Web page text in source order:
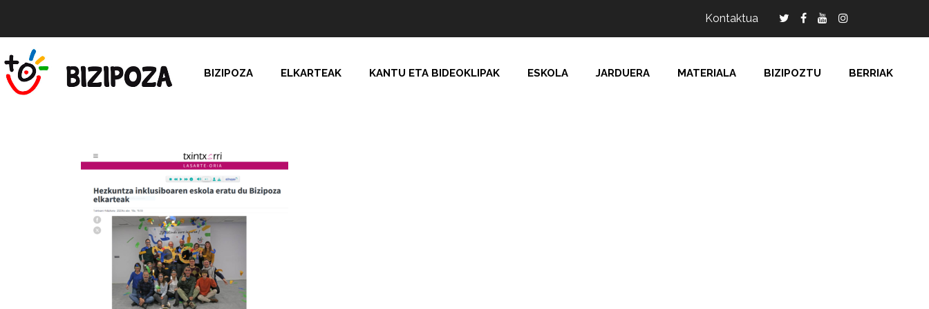
Kontaktua
BIZIPOZA ELKARTEAK KANTU ETA BIDEOKLIPAK ESKOLA JARDUERA MATERIALA BIZIPOZTU BERRIAK